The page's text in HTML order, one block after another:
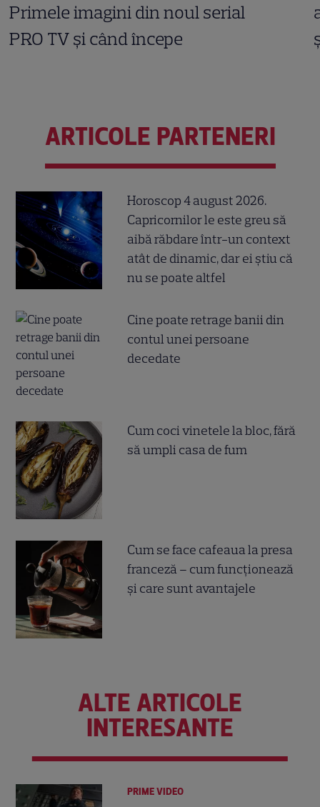
Primele imagini din noul serial
PRO TV și când începe
ARTICOLE PARTENERI
Horoscop 4 august 2026.
Capricornilor le este greu să
aibă răbdare într-un context
atât de dinamic, dar ei știu că
nu se poate altfel
Cine poate retrage banii din
contul unei persoane
decedate
Cum coci vinetele la bloc, fără
să umpli casa de fum
Cum se face cafeaua la presa
franceză – cum funcționează
și care sunt avantajele
ALTE ARTICOLE
INTERESANTE
PRIME VIDEO